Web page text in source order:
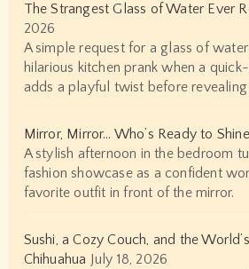
The Strangest Glass of Water Ever
2026
A simple request for a glass of
hilarious kitchen prank when a
adds a playful twist before revealing
Mirror, Mirror… Who’s Ready to
A stylish afternoon in the bedroom
fashion showcase as a confident
favorite outfit in front of the mirror.
Sushi, a Cozy Couch, and the
Chihuahua July 18, 2026